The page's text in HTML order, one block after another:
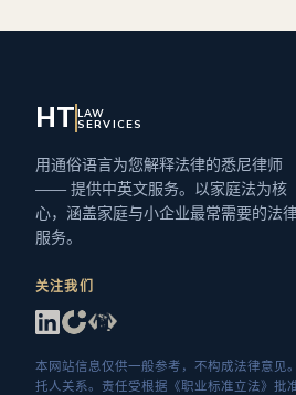
HT LAW
SERVICES
用通俗语言为您解释法律的悉尼律师
—— 提供中英文服务。以家庭法为核
心，涵盖家庭与小企业最常需要的法
服务。
关注我们
本网站信息仅供一般参考，不构成法律意
托人关系。责任受根据《职业标准立法》批